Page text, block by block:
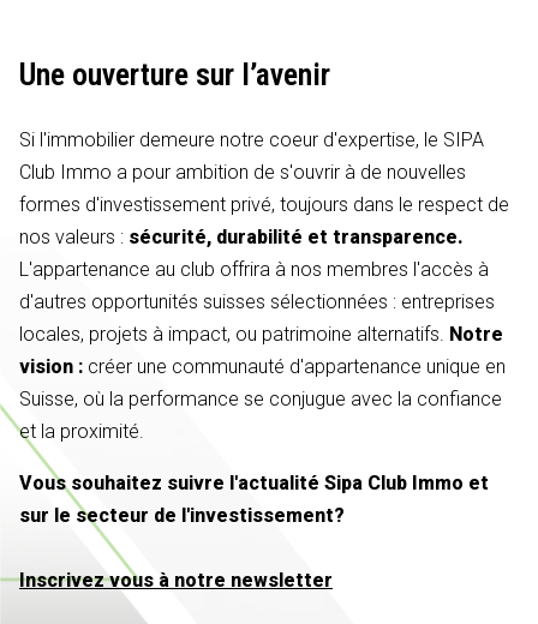
Une ouverture sur l’avenir
Si l'immobilier demeure notre coeur d'expertise, le SIPA
Club Immo a pour ambition de s'ouvrir à de nouvelles
formes d'investissement privé, toujours dans le respect de
nos valeurs : sécurité, durabilité et transparence.
L'appartenance au club offrira à nos membres l'accès à
d'autres opportunités suisses sélectionnées : entreprises
locales, projets à impact, ou patrimoine alternatifs. Notre
vision : créer une communauté d'appartenance unique en
Suisse, où la performance se conjugue avec la confiance
et la proximité.
Vous souhaitez suivre l'actualité Sipa Club Immo et
sur le secteur de l'investissement?
Inscrivez vous à notre newsletter